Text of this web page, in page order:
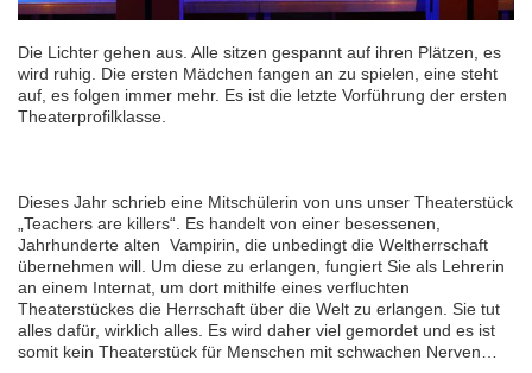
Die Lichter gehen aus. Alle sitzen gespannt auf ihren Plätzen, es
wird ruhig. Die ersten Mädchen fangen an zu spielen, eine steht
auf, es folgen immer mehr. Es ist die letzte Vorführung der ersten
Theaterprofilklasse.
Dieses Jahr schrieb eine Mitschülerin von uns unser Theaterstück
„Teachers are killers“. Es handelt von einer besessenen,
Jahrhunderte alten Vampirin, die unbedingt die Weltherrschaft
übernehmen will. Um diese zu erlangen, fungiert Sie als Lehrerin
an einem Internat, um dort mithilfe eines verfluchten
Theaterstückes die Herrschaft über die Welt zu erlangen. Sie tut
alles dafür, wirklich alles. Es wird daher viel gemordet und es ist
somit kein Theaterstück für Menschen mit schwachen Nerven…